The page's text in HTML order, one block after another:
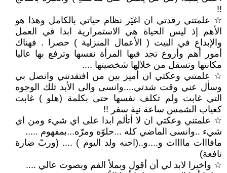
!!
☆ علمتني رقدتي ان اغيّر نظام حياتي بالكامل وهذا هو
الأهم إذ ليس الحياة هي الاستمرارية ابدا في العمل
والإبداع في البيت ( الأعمال المنزلية ) حصرا . فهناك
أمور أهم وأروع تجد فيها المرأة نفسها وترفع بها عاليا
مكانتها وتسقل من خلالها شخصيتها ....
☆ علمتني وعكتي ان أُميز بين من افتقدتني واتصل بي
وسأل عني وقت شدتي....وانسى والى الأبد تلك الوجوه
التي غابت ولم تكلف نفسها حتى بكلمة (هلو ) غابت
كغياب الشمس ساعة نية سفر !!
☆ علمتني وعكتي ان لا أتألم ابدا على اي شيء ومن اي
شيء ..وانسى الماضي كله ...حلوّه ومرّه...بمفهوم .....
مافااات ماااات و....و..(احنه ولد اليوم ) .... (وربّ ضارة
نافعة)
☆ واخيرا لابد لي أن أقول وبملأ الفم وبصوت عالي ....